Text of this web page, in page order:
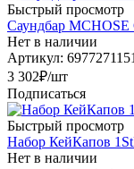
Быстрый просмотр
Саундбар MCHOSE
Нет в наличии
Артикул:
3 302₽/шт
Подписаться
Быстрый просмотр
Набор КейКапов
Нет в наличии